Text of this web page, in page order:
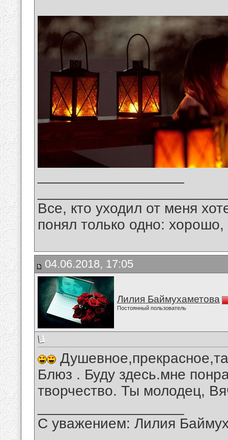
Все, кто уходил от меня
понял только одно:
04.06.2018, 17:05
Лилия Баймухаметова
Постоянный пользователь
Блюз . Буду здесь.мне
творчество. Ты молодец,
С уважением: Лилия